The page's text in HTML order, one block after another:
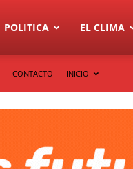
POLITICA EL CLIMA
CONTACTO INICIO